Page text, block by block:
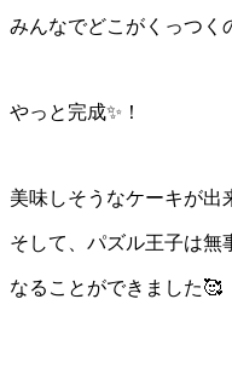
みんなでどこがくっつく
やっと完成✨！
美味しそうなケーキが出
そして、パズル王子は無
なることができました🥰